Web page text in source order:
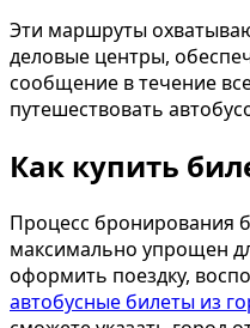
Эти маршруты
деловые центры,
сообщение в течение
путешествовать
Как купить
Процесс бронирования
максимально упрощен
оформить поездку,
автобусные билеты из